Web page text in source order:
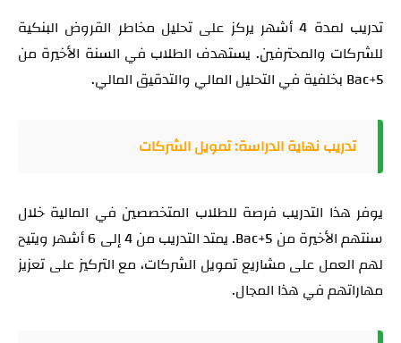
تدريب لمدة 4 أشهر يركز على تحليل مخاطر القروض البنكية
للشركات والمحترفين. يستهدف الطلاب في السنة الأخيرة من
Bac+5 بخلفية في التحليل المالي والتدقيق المالي.
تدريب نهاية الدراسة: تمويل الشركات
يوفر هذا التدريب فرصة للطلاب المتخصصين في المالية خلال
سنتهم الأخيرة من Bac+5. يمتد التدريب من 4 إلى 6 أشهر ويتيح
لهم العمل على مشاريع تمويل الشركات، مع التركيز على تعزيز
مهاراتهم في هذا المجال.